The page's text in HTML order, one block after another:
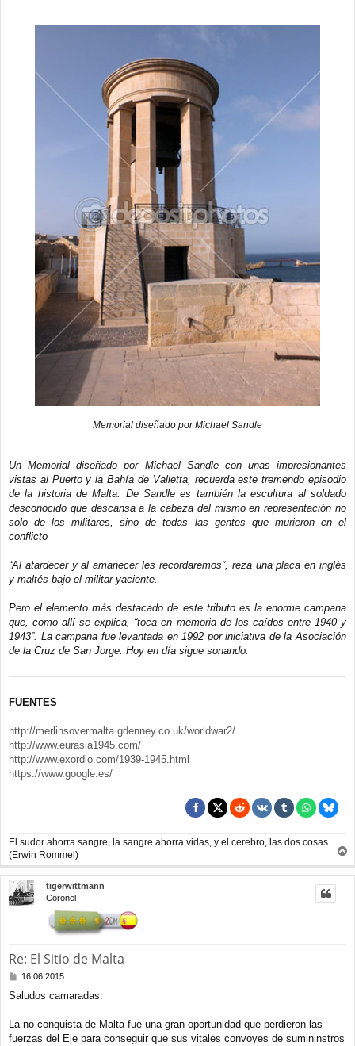
Memorial diseñado por Michael Sandle
Un Memorial diseñado por Michael Sandle con unas impresionantes
vistas al Puerto y la Bahía de Valletta, recuerda este tremendo episodio
de la historia de Malta. De Sandle es también la escultura al soldado
desconocido que descansa a la cabeza del mismo en representación no
solo de los militares, sino de todas las gentes que murieron en el
conflicto
“Al atardecer y al amanecer les recordaremos”, reza una placa en inglés
y maltés bajo el militar yaciente.
Pero el elemento más destacado de este tributo es la enorme campana
que, como allí se explica, “toca en memoria de los caídos entre 1940 y
1943”. La campana fue levantada en 1992 por iniciativa de la Asociación
de la Cruz de San Jorge. Hoy en día sigue sonando.
FUENTES
http://merlinsovermalta.gdenney.co.uk/worldwar2/
http://www.eurasia1945.com/
http://www.exordio.com/1939-1945.html
https://www.google.es/
El sudor ahorra sangre, la sangre ahorra vidas, y el cerebro, las dos cosas.
(Erwin Rommel)
r
r
tigerwittmann
Coronel
Re: El Sitio de Malta
M
n
a
j
16 06 2015
Saludos camaradas.
La no conquista de Malta fue una gran oportunidad que perdieron las
fuerzas del Eje para conseguir que sus vitales convoyes de sumininstros